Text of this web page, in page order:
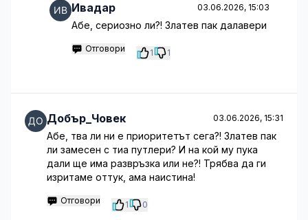
Ивадар 03.06.2026, 15:03
Абе, сериозно ли?! Златев пак далавери
Отговори 1 1
Добър_Човек 03.06.2026, 15:31
Абе, тва ли ни е приоритетът сега?! Златев пак
ли замесен с тиа путлери? И на кой му пука
дали ще има развръзка или не?! Трябва да ги
изритаме оттук, ама наистина!
Отговори 1 0